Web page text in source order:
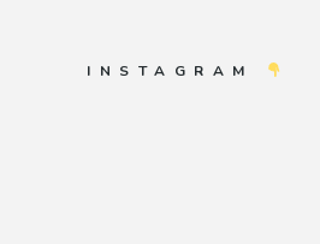
INSTAGRAM